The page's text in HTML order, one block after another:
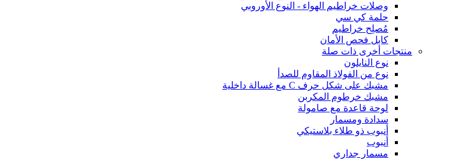
وصلات خراطيم الهواء - النوع الأوروبي
حلمة كي سي
مُصلِح خراطيم
كابل فحص الأمان
منتجات أخرى ذات صلة
نوع النايلون
نوع من الفولاذ المقاوم للصدأ
مشبك على شكل حرف C مع غسالة داخلية
مشبك خرطوم المكربن
لوحة قاعدة مع صامولة
سدادة ومسمار
أنبوب ذو طلاء بلاستيكي
أنبوب
مسمار جداري